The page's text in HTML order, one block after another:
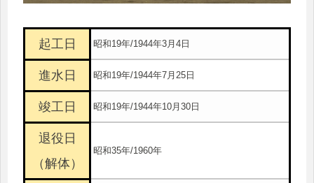
起工日 昭和19年/1944年3月4日
進水日 昭和19年/1944年7月25日
竣工日 昭和19年/1944年10月30日
退役日
（解体）
昭和35年/1960年